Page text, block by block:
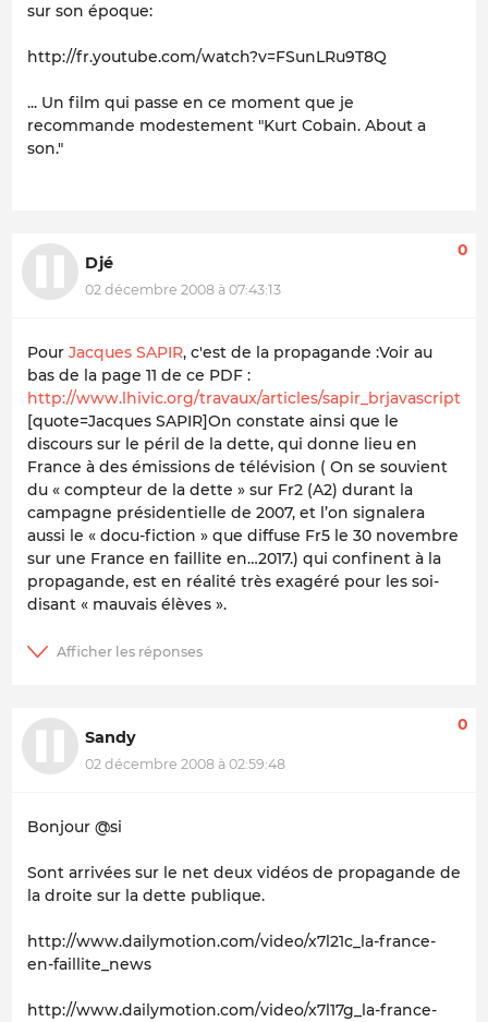
sur son époque:
http://fr.youtube.com/watch?v=FSunLRu9T8Q
... Un film qui passe en ce moment que je
recommande modestement "Kurt Cobain. About a
son."
Djé
02 décembre 2008 à 07:43:13
0
Pour Jacques SAPIR, c'est de la propagande :Voir au
bas de la page 11 de ce PDF :
http://www.lhivic.org/travaux/articles/
[quote=Jacques SAPIR]On constate ainsi que le
discours sur le péril de la dette, qui donne lieu en
France à des émissions de télévision ( On se souvient
du « compteur de la dette » sur Fr2 (A2) durant la
campagne présidentielle de 2007, et l’on signalera
aussi le « docu-fiction » que diffuse Fr5 le 30 novembre
sur une France en faillite en…2017.) qui confinent à la
propagande, est en réalité très exagéré pour les soi-
disant « mauvais élèves ».
Sandy
02 décembre 2008 à 02:59:48
0
Bonjour @si
Sont arrivées sur le net deux vidéos de propagande de
la droite sur la dette publique.
http://www.dailymotion.com/video/x7l21c_la-france-
en-faillite_news
http://www.dailymotion.com/video/x7l17g_la-france-